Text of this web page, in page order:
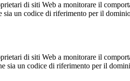
di siti Web a monitorare il
un codice di riferimento per il
di siti Web a monitorare il
sia un codice di riferimento per il